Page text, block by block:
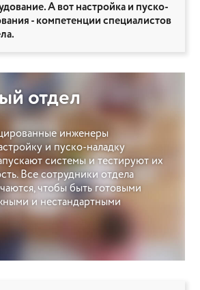
А вот настройка и пуско-
- компетенции специалистов
отдел
инженеры
и пуско-наладку
системы и тестируют их
Все сотрудники отдела
чтобы быть готовыми
и нестандартными